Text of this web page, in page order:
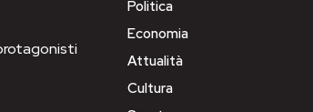
Politica
Economia
Attualità
Cultura